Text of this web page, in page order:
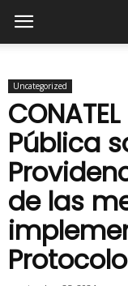
Uncategorized
Pública
de las